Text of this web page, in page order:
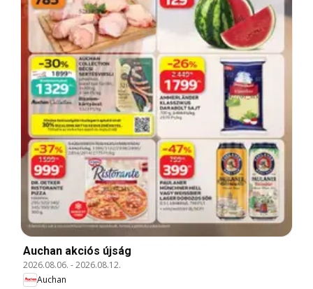
Auchan akciós újság
2026.08.06. -2026.08.12.
Auchan